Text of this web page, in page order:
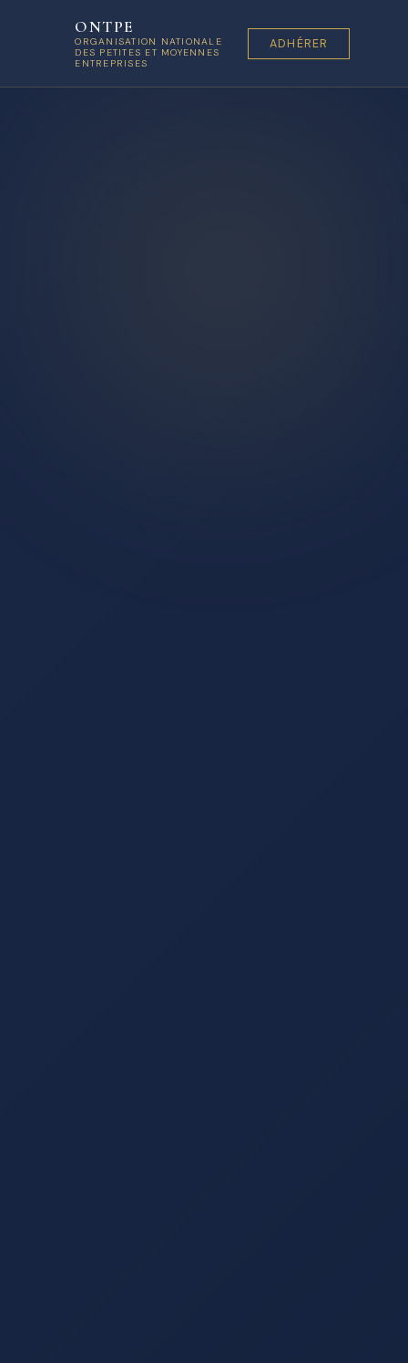
ONTPE
ORGANISATION NATIONALE
DES PETITES ET MOYENNES
ENTREPRISES
ADHÉRER